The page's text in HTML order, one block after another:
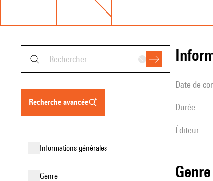
recherche avancée
informations générales
genre
date de
durée
éditeur
genre